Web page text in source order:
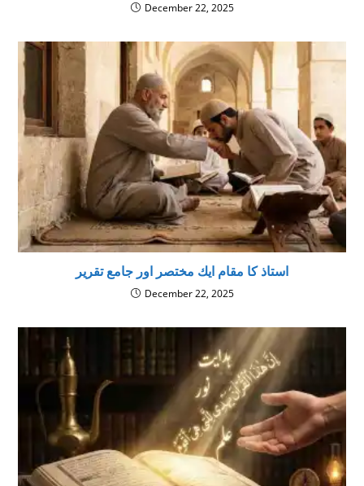
December 22, 2025
استاذ کا مقام ايك مختصر اور جامع تقرير
December 22, 2025